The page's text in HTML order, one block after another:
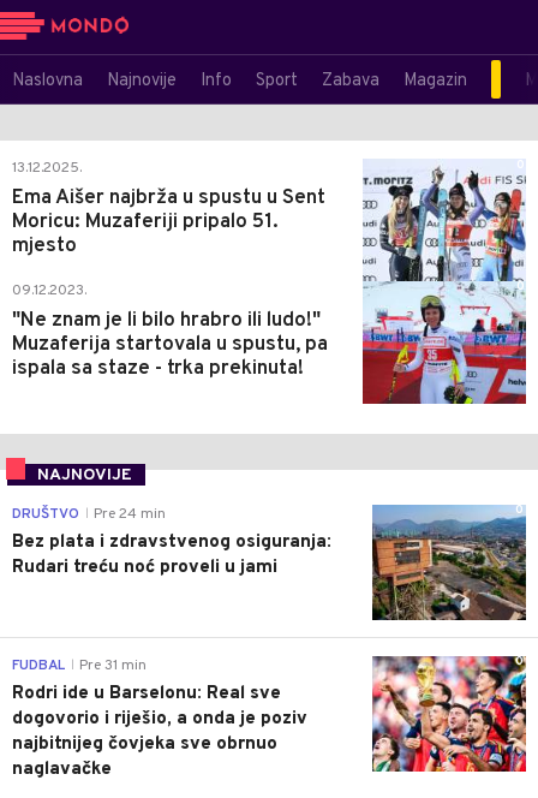
Naslovna Najnovije Info Sport Zabava Magazin
13.12.2025.
Ema Aišer najbrža u spustu u Sent
Moricu: Muzaferiji pripalo 51.
mjesto
0
09.12.2023.
"Ne znam je li bilo hrabro ili ludo!"
Muzaferija startovala u spustu, pa
ispala sa staze - trka prekinuta!
0
NAJNOVIJE
0
DRUŠTVO Pre 24 min
Bez plata i zdravstvenog osiguranja:
Rudari treću noć proveli u jami
0
FUDBAL Pre 31 min
Rodri ide u Barselonu: Real sve
dogovorio i riješio, a onda je poziv
najbitnijeg čovjeka sve obrnuo
naglavačke